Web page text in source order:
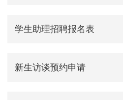
学生助理招聘报名表
新生访谈预约申请